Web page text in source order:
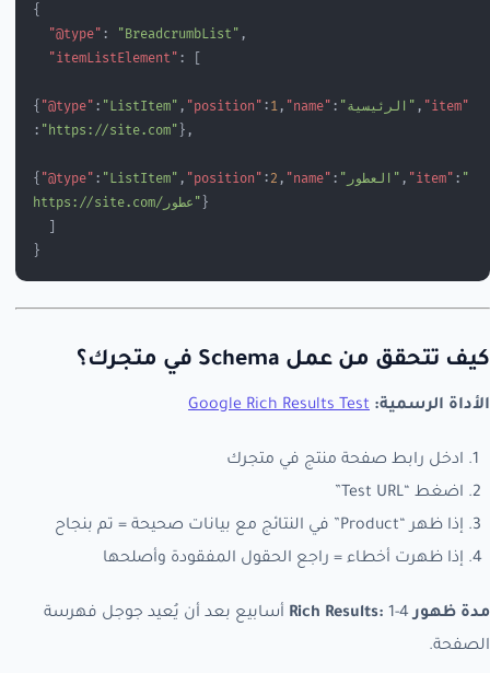
{
  "@type"
: "BreadcrumbList" ,
  "itemListElement"
: [
{ "@type" : "ListItem" , "position" : 1 , "name" : "الرئيسية" , "item"
: "https://site.com" },
{ "@type" : "ListItem" , "position" : 2 , "name" : "العطور" , "item" : "
https://site.com/عطور" }
}
كيف تتحقق من عمل Schema في متجرك؟
الأداة الرسمية: Google Rich Results Test
ادخل رابط صفحة منتج في متجرك
اضغط “Test URL”
إذا ظهر “Product” في النتائج مع بيانات صحيحة = تم بنجاح
إذا ظهرت أخطاء = راجع الحقول المفقودة وأصلحها
مدة ظهور Rich Results:
1-4 أسابيع بعد أن يُعيد جوجل فهرسة
الصفحة.